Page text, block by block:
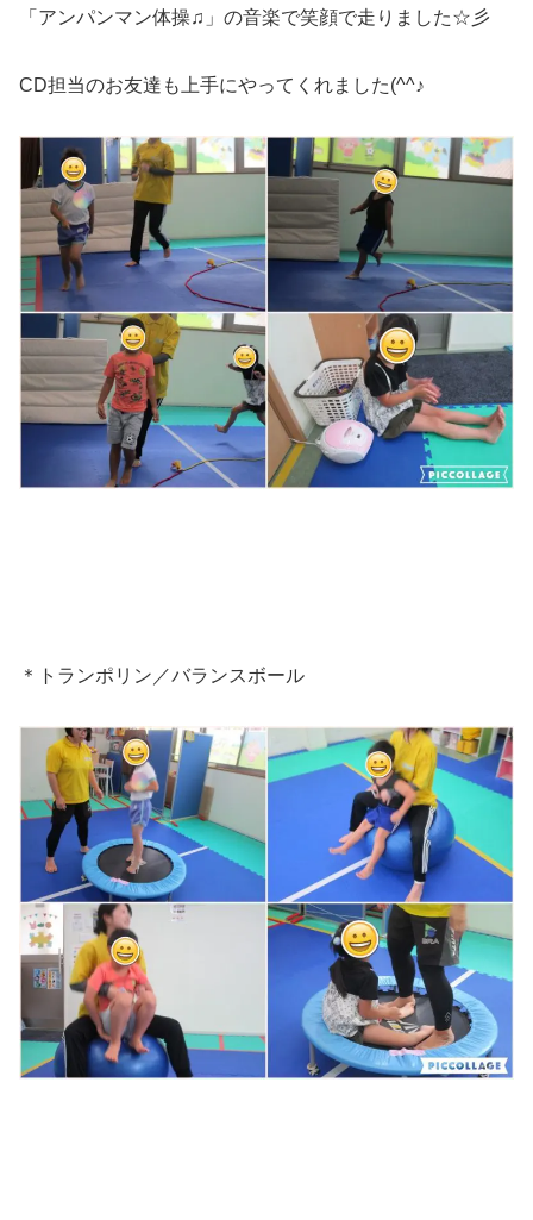
「アンパンマン体操♫」の音楽で笑顔で走りました☆彡
CD担当のお友達も上手にやってくれました(^^♪
＊トランポリン／バランスボール